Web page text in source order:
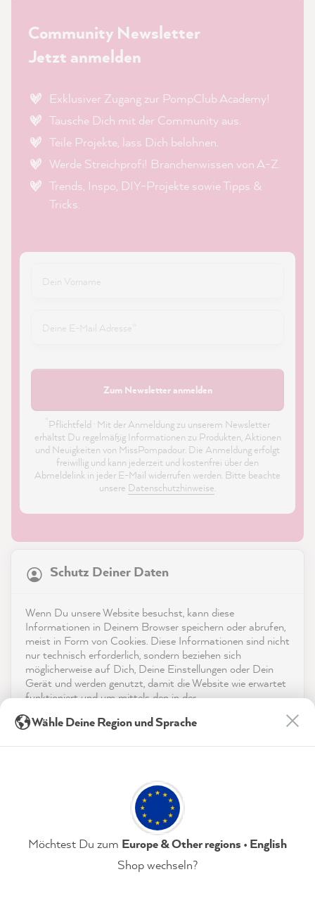
Community Newsletter
Jetzt anmelden
Exklusiver Zugang zur PompClub Academy!
Tausche Dich mit der Community aus.
Teile Projekte, lass Dich belohnen.
Werde Streichprofi! Branchenwissen von A-Z.
Trends, Inspo, DIY-Projekte sowie Tipps &
Tricks.
Zum Newsletter anmelden
Pflichtfeld · Mit der Anmeldung zu unserem Newsletter
erhältst Du regelmäßig Informationen zu Produkten, Aktionen
und Neuigkeiten von MissPompadour. Die Anmeldung erfolgt
freiwillig und kann jederzeit und kostenfrei über den
Abmeldelink in jeder E-Mail widerrufen werden. Bitte beachte
unsere Datenschutzhinweise.
Service
Kontakt
Schutz Deiner Daten
Wenn Du unsere Website besuchst, kann diese
Informationen in Deinem Browser speichern oder abrufen,
meist in Form von Cookies. Diese Informationen sind nicht
nur technisch erforderlich, sondern beziehen sich
möglicherweise auf Dich, Deine Einstellungen oder Dein
Gerät und werden genutzt, damit die Website wie erwartet
funktioniert und um mittels den in der
der Webseite für deren Optimierung zu analysieren sowie
(jederzeit widerruflich) diesen Datenverarbeitungen
Datenschutzerklärung Impressum Einstellungen
21.874Bewertungen
reviews-io
Verifizierter Kunde
Tolle Farben, toller Support... macht Spaß!
Verifizierter Kunde
Zum Halten & Blocken - MissPompadour Haft-
Wähle Deine Region und Sprache
Möchtest Du zum Europe & Other regions • English
Shop wechseln?